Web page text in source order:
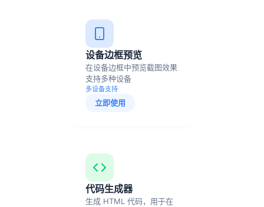
设备边框预览
在设备边框中预览截图效果
支持多种设备
多设备支持
立即使用
代码生成器
生成 HTML 代码，用于在